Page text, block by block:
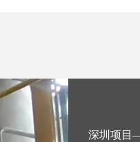
深圳项目